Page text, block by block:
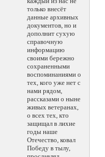
только внесёт
данные архивных
документов, но и
дополнит сухую
справочную
информацию
своими бережно
сохраненными
воспоминаниями о
тех, кого уже нет с
нами рядом,
рассказами о ныне
живых ветеранах,
о всех тех, кто
защищал в лихие
годы наше
Отечество, ковал
Победу в тылу,